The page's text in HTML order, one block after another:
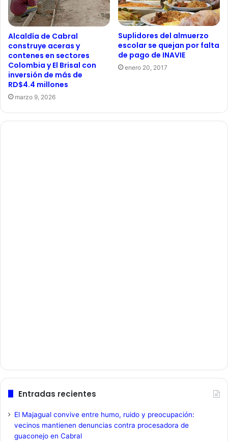
Alcaldía de Cabral
construye aceras y
contenes en sectores
Colombia y El Brisal con
inversión de más de
RD$4.4 millones
marzo 9, 2026
Suplidores del almuerzo
escolar se quejan por falta
de pago de INAVIE
enero 20, 2017
Entradas recientes
El Majagual convive entre humo, ruido y preocupación:
vecinos mantienen denuncias contra procesadora de
guaconejo en Cabral